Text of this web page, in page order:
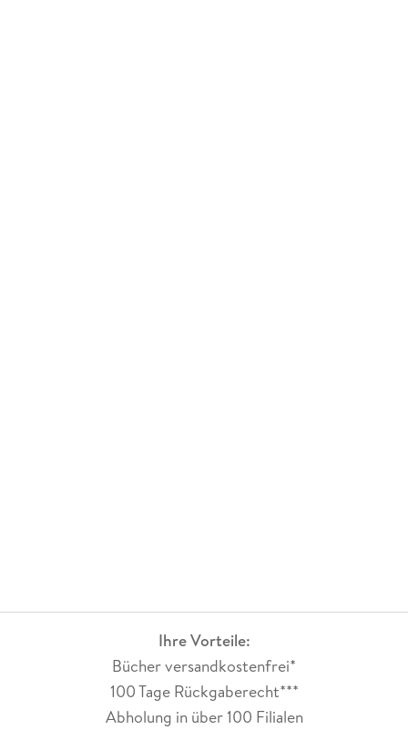
Ihre Vorteile:
Bücher versandkostenfrei*
100 Tage Rückgaberecht***
Abholung in über 100 Filialen